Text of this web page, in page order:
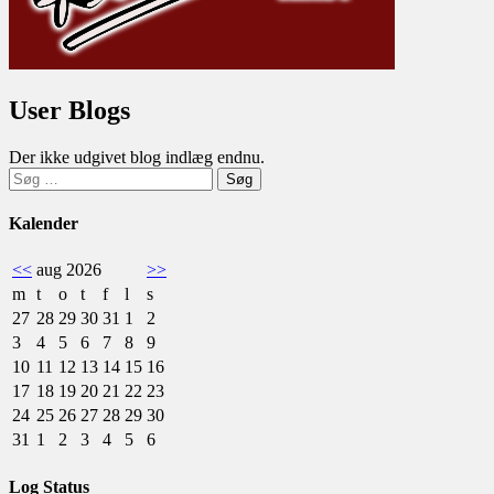
User Blogs
Der ikke udgivet blog indlæg endnu.
Søg
efter:
Kalender
<< aug 2026
>>
m t o t f l
s
27 28 29 30 31 1
2
3
4 5 6 7 8
9
10 11 12 13 14 15 16
17 18 19 20 21 22 23
24 25 26 27 28 29 30
31 1 2 3 4 5 6
Log Status